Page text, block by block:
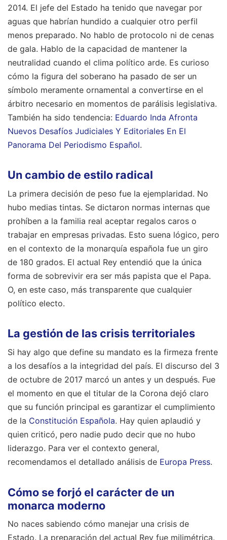
2014. El jefe del Estado ha tenido que navegar por
aguas que habrían hundido a cualquier otro perfil
menos preparado. No hablo de protocolo ni de cenas
de gala. Hablo de la capacidad de mantener la
neutralidad cuando el clima político arde. Es curioso
cómo la figura del soberano ha pasado de ser un
símbolo meramente ornamental a convertirse en el
árbitro necesario en momentos de parálisis legislativa.
También ha sido tendencia: Eduardo Inda Afronta
Nuevos Desafíos Judiciales Y Editoriales En El
Panorama Del Periodismo Español.
Un cambio de estilo radical
La primera decisión de peso fue la ejemplaridad. No
hubo medias tintas. Se dictaron normas internas que
prohíben a la familia real aceptar regalos caros o
trabajar en empresas privadas. Esto suena lógico, pero
en el contexto de la monarquía española fue un giro
de 180 grados. El actual Rey entendió que la única
forma de sobrevivir era ser más papista que el Papa.
O, en este caso, más transparente que cualquier
político electo.
La gestión de las crisis territoriales
Si hay algo que define su mandato es la firmeza frente
a los desafíos a la integridad del país. El discurso del 3
de octubre de 2017 marcó un antes y un después. Fue
el momento en que el titular de la Corona dejó claro
que su función principal es garantizar el cumplimiento
de la Constitución Española. Hay quien aplaudió y
quien criticó, pero nadie pudo decir que no hubo
liderazgo. Para ver el contexto general,
recomendamos el detallado análisis de Europa Press.
Cómo se forjó el carácter de un
monarca moderno
No naces sabiendo cómo manejar una crisis de
Estado. La preparación del actual Rey fue milimétrica.